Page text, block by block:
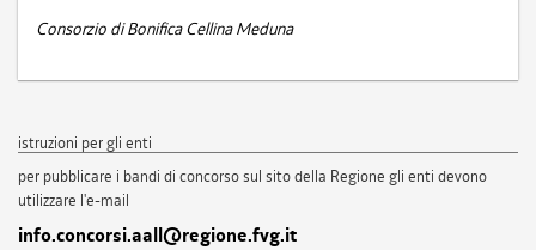
Consorzio di Bonifica Cellina Meduna
istruzioni per gli enti
per pubblicare i bandi di concorso sul sito della Regione gli enti devono
utilizzare l'e-mail
info.concorsi.aall@regione.fvg.it